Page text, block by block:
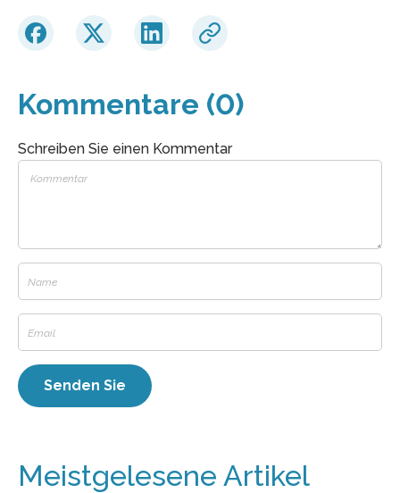
Kommentare (0)
Schreiben Sie einen Kommentar
Meistgelesene Artikel